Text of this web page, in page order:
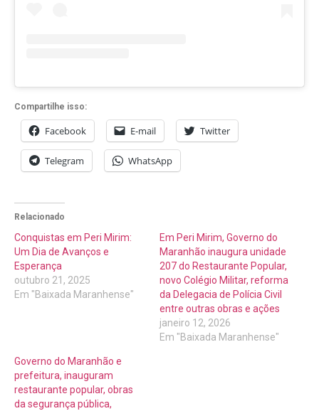
Compartilhe isso:
Facebook E-mail Twitter
Telegram WhatsApp
Relacionado
Conquistas em Peri Mirim:
Um Dia de Avanços e
Esperança
outubro 21, 2025
Em "Baixada Maranhense"
Em Peri Mirim, Governo do
Maranhão inaugura unidade
207 do Restaurante Popular,
novo Colégio Militar, reforma
da Delegacia de Polícia Civil
entre outras obras e ações
janeiro 12, 2026
Em "Baixada Maranhense"
Governo do Maranhão e
prefeitura, inauguram
restaurante popular, obras
da segurança pública,